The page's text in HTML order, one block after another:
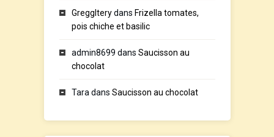
GreggIterydans Frizella tomates,
pois chiche et basilic
admin8699 dans Saucisson au
chocolat
Taradans Saucisson au chocolat